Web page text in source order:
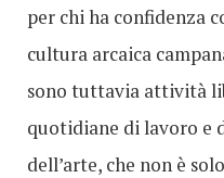
per chi ha confidenza
cultura arcaica
sono tuttavia attività
quotidiane di lavoro e
dell’arte, che non è